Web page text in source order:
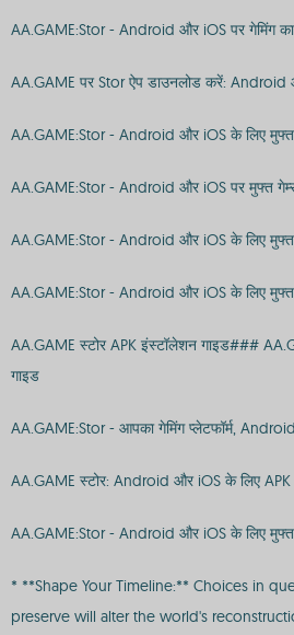
AA.GAME:Stor - Android और iOS पर गेमिंग
AA.GAME पर Stor ऐप डाउनलोड करें: Android
AA.GAME:Stor - Android और iOS के लिए
AA.GAME:Stor - Android और iOS पर मुफ्त
AA.GAME:Stor - Android और iOS के लिए
AA.GAME:Stor - Android और iOS के लिए मुफ्त
AA.GAME स्टोर APK इंस्टॉलेशन गाइड###
गाइड
AA.GAME:Stor - आपका गेमिंग प्लेटफॉर्म,
AA.GAME स्टोर: Android और iOS के लिए
AA.GAME:Stor - Android और iOS के लिए
* **Shape Your Timeline:** Choices in
preserve will alter the world's